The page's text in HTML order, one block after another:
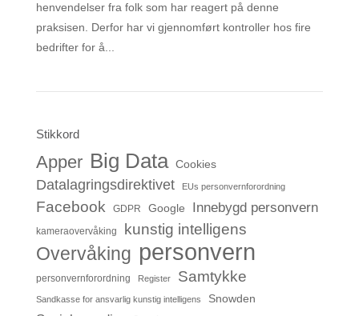
henvendelser fra folk som har reagert på denne
praksisen. Derfor har vi gjennomført kontroller hos fire
bedrifter for å...
Stikkord
Apper Big Data Cookies
Datalagringsdirektivet EUs personvernforordning
Facebook GDPR Google Innebygd personvern
kameraovervåking kunstig intelligens
Overvåking personvern
personvernforordning Register Samtykke
Sandkasse for ansvarlig kunstig intelligens Snowden